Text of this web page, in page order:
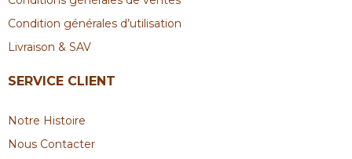
Condition générales d’utilisation
Livraison & SAV
SERVICE CLIENT
Notre Histoire
Nous Contacter